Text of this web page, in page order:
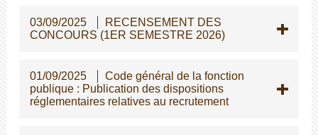
03/09/2025
RECENSEMENT DES
CONCOURS (1ER SEMESTRE 2026)
01/09/2025
Code général de la fonction
publique : Publication des dispositions
réglementaires relatives au recrutement